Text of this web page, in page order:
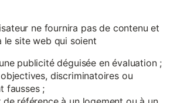
ne fournira pas de contenu et
site web qui soient
publicité déguisée en évaluation ;
discriminatoires ou
fausses ;